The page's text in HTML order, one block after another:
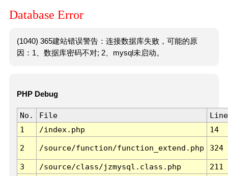
Database Error
(1040) 365建站错误警告：连接数据库失败，可能的原
因：1、数据库密码不对; 2、mysql未启动。
PHP Debug
No. File
Line
1
/index.php 14
2 /source/function/function_extend.php 324
3 /source/class/jzmysql.class.php
211